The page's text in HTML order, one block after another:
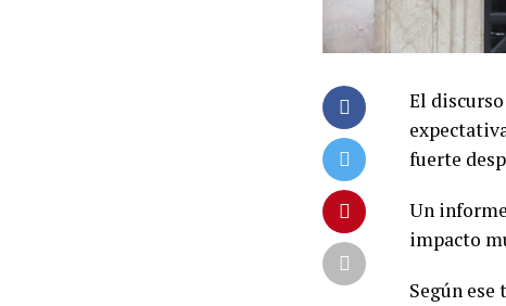
El
fuerte
Un
impacto
Según